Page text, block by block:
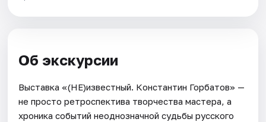
Об экскурсии
Выставка «(НЕ)известный. Константин Горбатов» —
не просто ретроспектива творчества мастера, а
хроника событий неоднозначной судьбы русского